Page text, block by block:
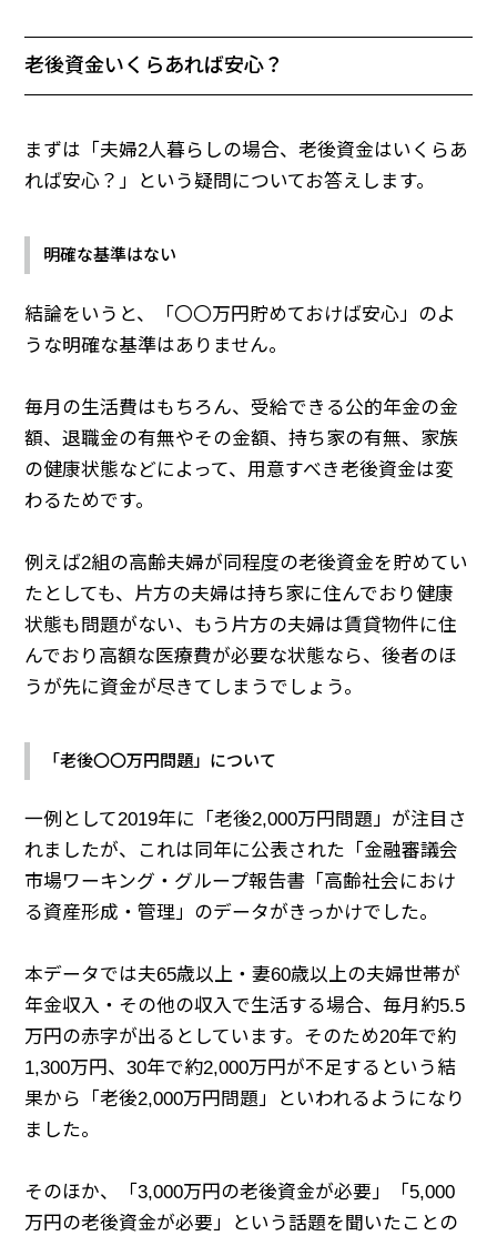
老後資金いくらあれば安心？
まずは「夫婦2人暮らしの場合、老後資金はいくらあ
れば安心？」という疑問についてお答えします。
明確な基準はない
結論をいうと、「〇〇万円貯めておけば安心」のよ
うな明確な基準はありません。
毎月の生活費はもちろん、受給できる公的年金の金
額、退職金の有無やその金額、持ち家の有無、家族
の健康状態などによって、用意すべき老後資金は変
わるためです。
例えば2組の高齢夫婦が同程度の老後資金を貯めてい
たとしても、片方の夫婦は持ち家に住んでおり健康
状態も問題がない、もう片方の夫婦は賃貸物件に住
んでおり高額な医療費が必要な状態なら、後者のほ
うが先に資金が尽きてしまうでしょう。
「老後〇〇万円問題」について
一例として2019年に「老後2,000万円問題」が注目さ
れましたが、これは同年に公表された「金融審議会
市場ワーキング・グループ報告書「高齢社会におけ
る資産形成・管理」のデータがきっかけでした。
本データでは夫65歳以上・妻60歳以上の夫婦世帯が
年金収入・その他の収入で生活する場合、毎月約5.5
万円の赤字が出るとしています。そのため20年で約
1,300万円、30年で約2,000万円が不足するという結
果から「老後2,000万円問題」といわれるようになり
ました。
そのほか、「3,000万円の老後資金が必要」「5,000
万円の老後資金が必要」という話題を聞いたことの